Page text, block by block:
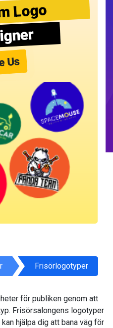
Logo
Us
Frisörlogotyper
för publiken genom att
Frisörsalongens logotyper
hjälpa dig att bana väg för